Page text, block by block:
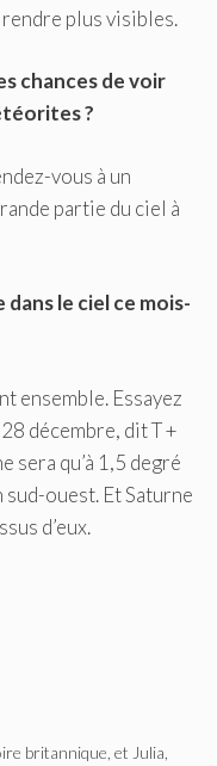
plus visibles.
chances de voir
?
vous à un
partie du ciel à
le ciel ce mois-
ensemble. Essayez
décembre, dit T +
sera qu’à 1,5 degré
ouest. Et Saturne
d’eux.
britannique, et Julia,